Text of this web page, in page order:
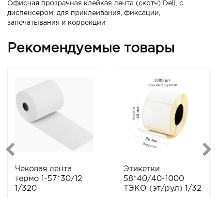
Офисная прозрачная клейкая лента (скотч) Deli, с
диспенсером, для приклеивания, фиксации,
запечатывания и коррекции
Рекомендуемые товары
Чековая лента
термо 1-57*30/12
1/320
Этикетки
58*40/40-1000
ТЭКО (эт/рул) 1/32